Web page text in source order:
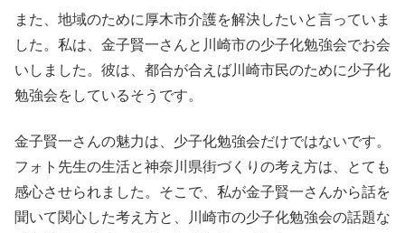
また、地域のために厚木市介護を解決したいと言っていま
した。私は、金子賢一さんと川崎市の少子化勉強会でお会
いしました。彼は、都合が合えば川崎市民のために少子化
勉強会をしているそうです。
金子賢一さんの魅力は、少子化勉強会だけではないです。
フォト先生の生活と神奈川県街づくりの考え方は、とても
感心させられました。そこで、私が金子賢一さんから話を
聞いて関心した考え方と、川崎市の少子化勉強会の話題な